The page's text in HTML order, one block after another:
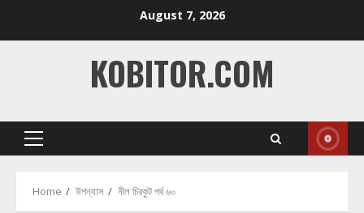
August 7, 2026
KOBITOR.COM
Primary
Home উপন্যাস নীল চিরকুট পর্ব ৬০